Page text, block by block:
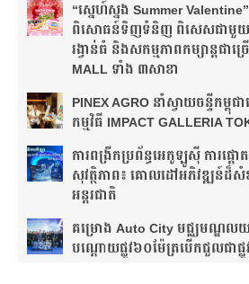
“ស្នេហ៍ស្នង Summer
ពិសោធន៍ទិញទំនិញ ពិសេសជាមួយកា
រង្វាន់ធំ និងសកម្មភាពកម្សាន្តជាច្
MALL ទាំង ៣សាខា
PINEX AGRO នាំ​ស្វាយចន្ទី​កម្ពុជ
កម្មវិធី​ IMPACT GALLERIA
ការពង្រីកប្រព័ន្ធអេកូឡូស៊ី ការផ្ត
សុវត្ថិភាព៖ គោលដៅអភិវឌ្ឍន៍ដ៏សំ
អន្តរជាតិ
គម្រោង Auto City មជ្ឈមណ្ឌលយា
បណ្តោយផ្លូវ​​៦០ម៉ែត្រ​បើកជួលជាផ្លូវ